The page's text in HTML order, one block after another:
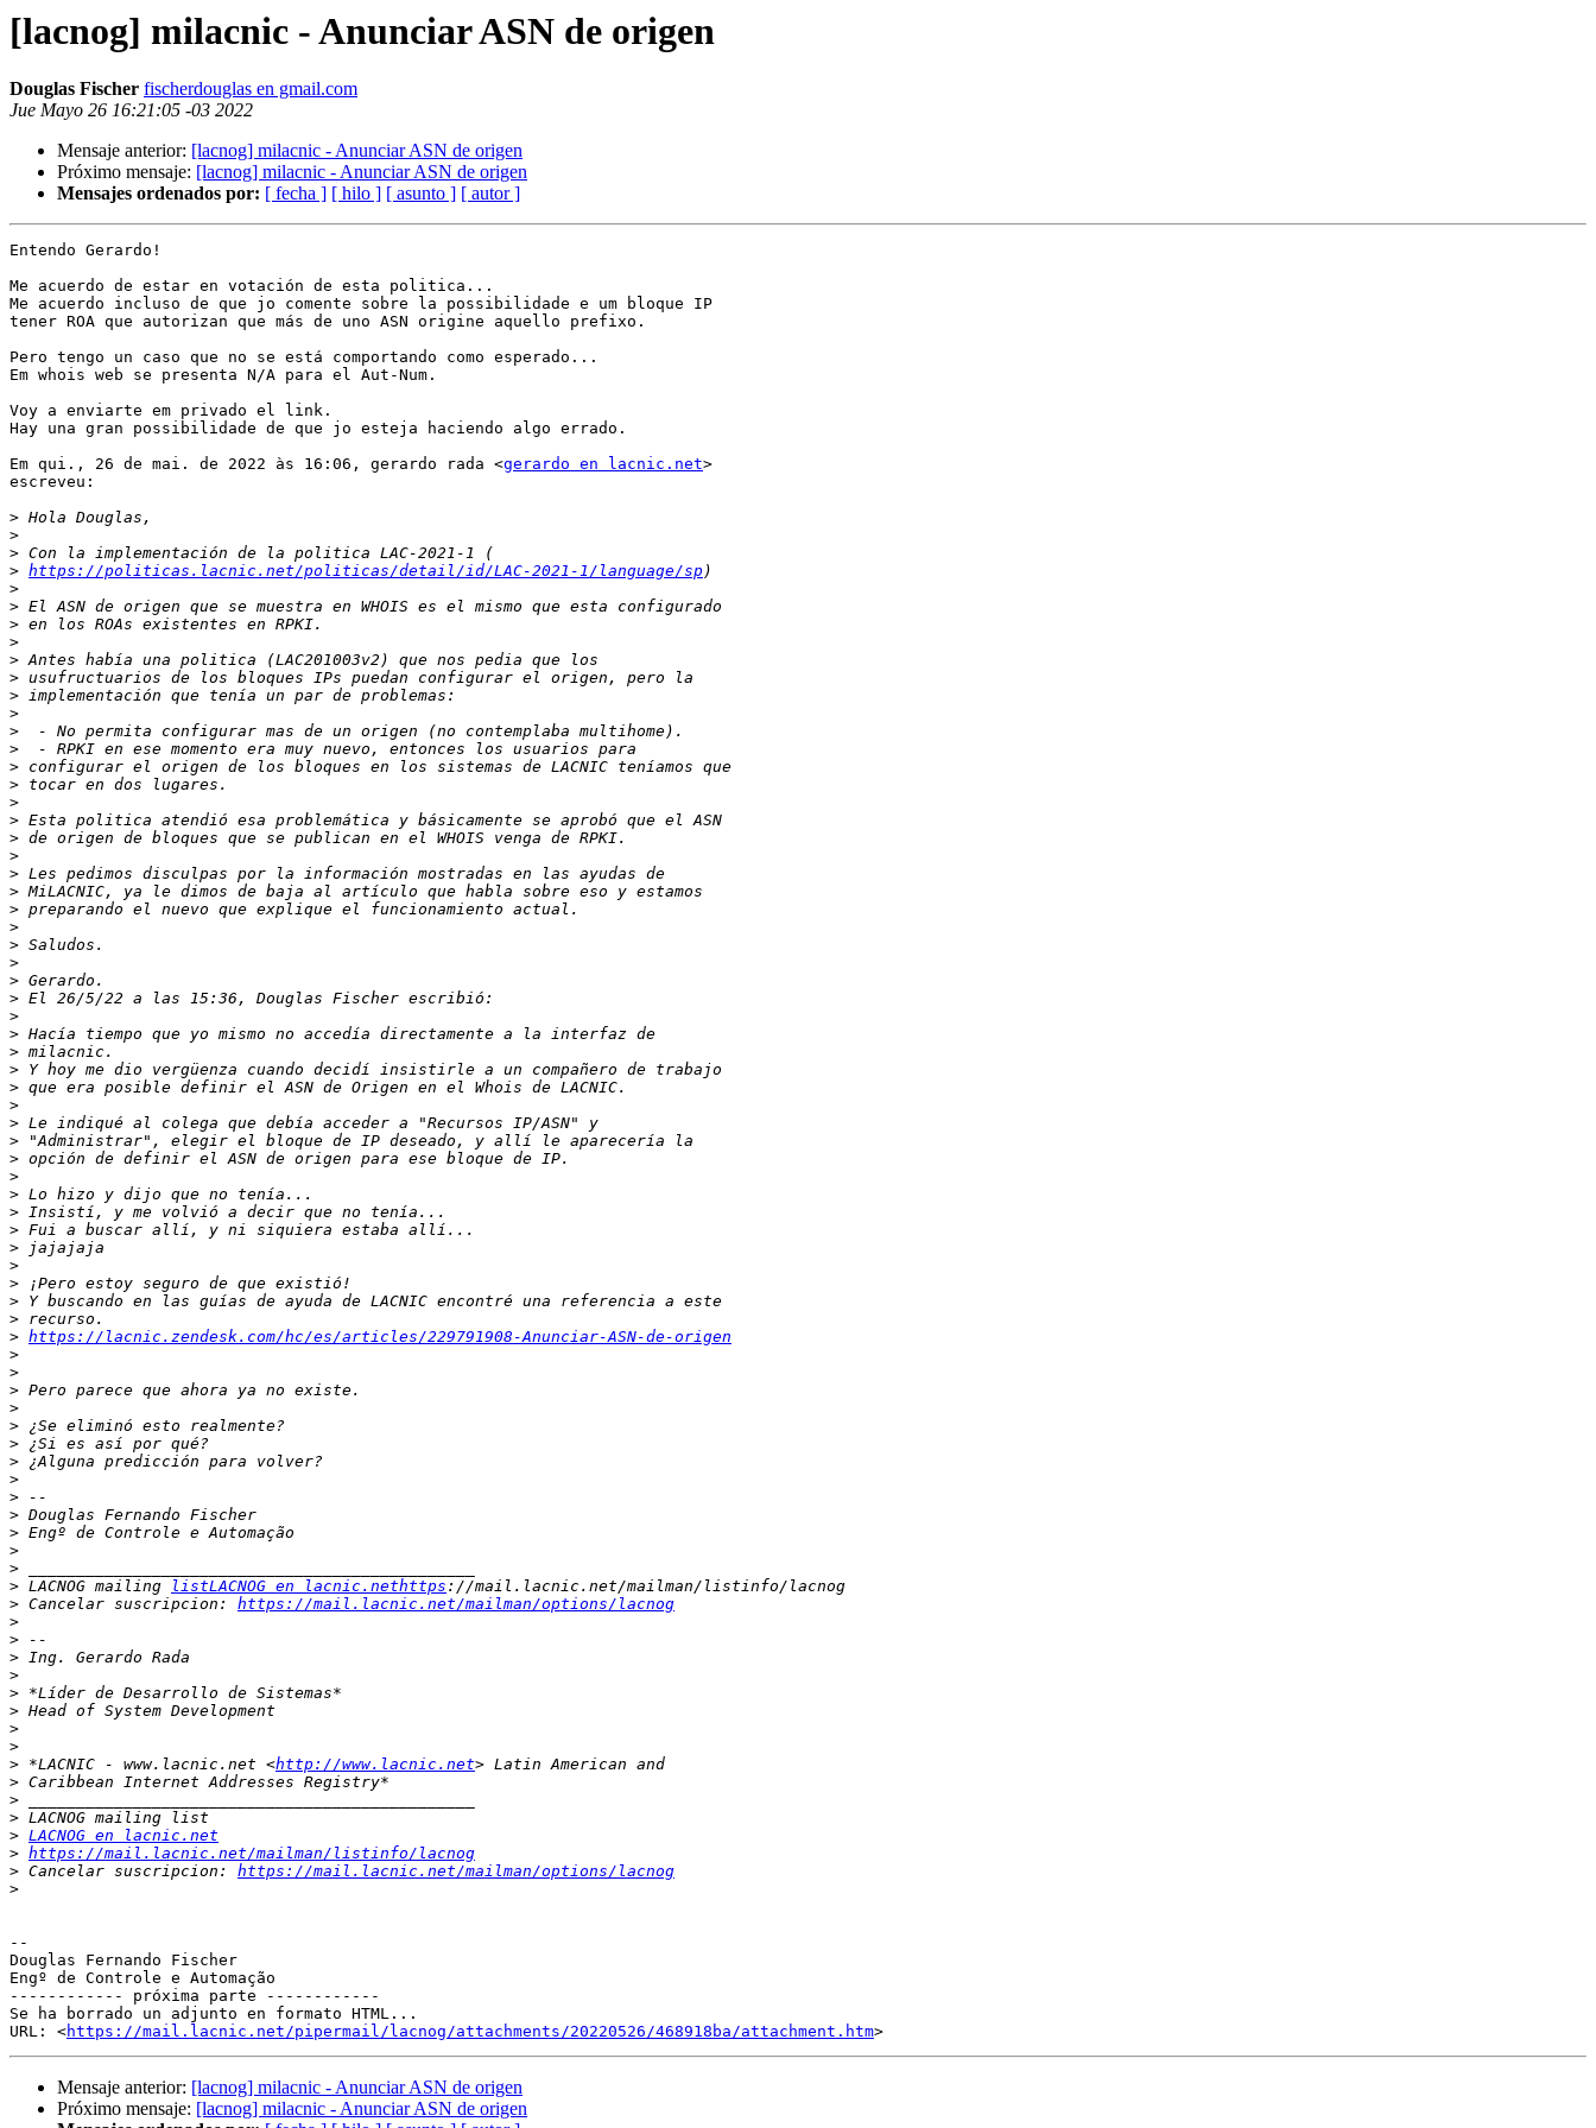
[lacnog] milacnic - Anunciar ASN de origen
Douglas Fischer fischerdouglas en gmail.com
Jue Mayo 26 16:21:05 -03 2022
Mensaje anterior: [lacnog] milacnic - Anunciar ASN de origen
Próximo mensaje: [lacnog] milacnic - Anunciar ASN de origen
Mensajes ordenados por: [ fecha ] [ hilo ] [ asunto ] [ autor ]
Entendo Gerardo!
Me acuerdo de estar en votación de esta politica...
Me acuerdo incluso de que jo comente sobre la possibilidade e um bloque IP
tener ROA que autorizan que más de uno ASN origine aquello prefixo.
Pero tengo un caso que no se está comportando como esperado...
Em whois web se presenta N/A para el Aut-Num.
Voy a enviarte em privado el link.
Hay una gran possibilidade de que jo esteja haciendo algo errado.
Em qui., 26 de mai. de 2022 às 16:06, gerardo rada <gerardo en lacnic.net>
escreveu:
>
>
>
> https://politicas.lacnic.net/politicas/detail/id/LAC-2021-1/language/sp
>
>
>
>
>
>
>
>
>
>
>
>
>
>
>
>
>
>
>
>
>
>
>
>
>
>
>
>
>
>
>
>
>
>
>
>
>
>
>
>
>
>
> https://lacnic.zendesk.com/hc/es/articles/229791908-Anunciar-ASN-de-origen
>
>
>
>
>
>
>
>
>
>
>
>
>
> LACNOG mailing listLACNOG en lacnic.nethttps
> Cancelar suscripcion: https://mail.lacnic.net/mailman/options/lacnog
>
>
>
>
>
>
>
>
> *LACNIC - www.lacnic.net <http://www.lacnic.net
>
>
>
> LACNOG en lacnic.net
> https://mail.lacnic.net/mailman/listinfo/lacnog
> Cancelar suscripcion: https://mail.lacnic.net/mailman/options/lacnog
>
--
Douglas Fernando Fischer
Engº de Controle e Automação
------------ próxima parte ------------
Se ha borrado un adjunto en formato HTML...
URL: <https://mail.lacnic.net/pipermail/lacnog/attachments/20220526/468918ba/attachment.htm
Mensaje anterior: [lacnog] milacnic - Anunciar ASN de origen
Próximo mensaje: [lacnog] milacnic - Anunciar ASN de origen